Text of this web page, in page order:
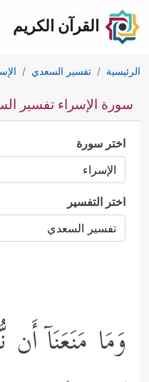
القرآن الكريم
الرئيسية تفسير السعدي
سورة الإسراء تفسير
اختر سورة
اختر التفسير
وَمَا مَنَعَنَاۤ أَن